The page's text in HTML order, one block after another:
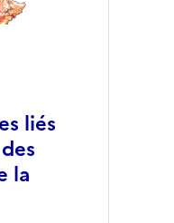
liés
la